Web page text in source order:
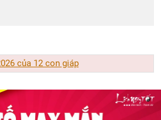
của 12 con giáp